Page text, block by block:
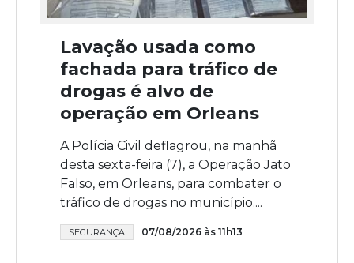
Lavação usada como
fachada para tráfico de
drogas é alvo de
operação em Orleans
A Polícia Civil deflagrou, na manhã
desta sexta-feira (7), a Operação Jato
Falso, em Orleans, para combater o
tráfico de drogas no município....
SEGURANÇA 07/08/2026 às 11h13